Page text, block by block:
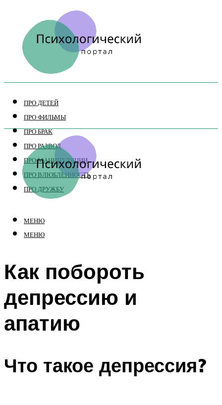
ПРО ДЕТЕЙ
ПРО ФИЛЬМЫ
ПРО БРАК
ПРО РАЗВОД
ПРО МАНИПУЛЯЦИИ
ПРО ВЛЮБЛЕННОСТЬ
ПРО ДРУЖБУ
МЕНЮ
МЕНЮ
Как побороть
депрессию и
апатию
Что такое депрессия?